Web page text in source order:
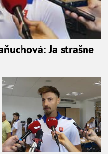
Ja strašne